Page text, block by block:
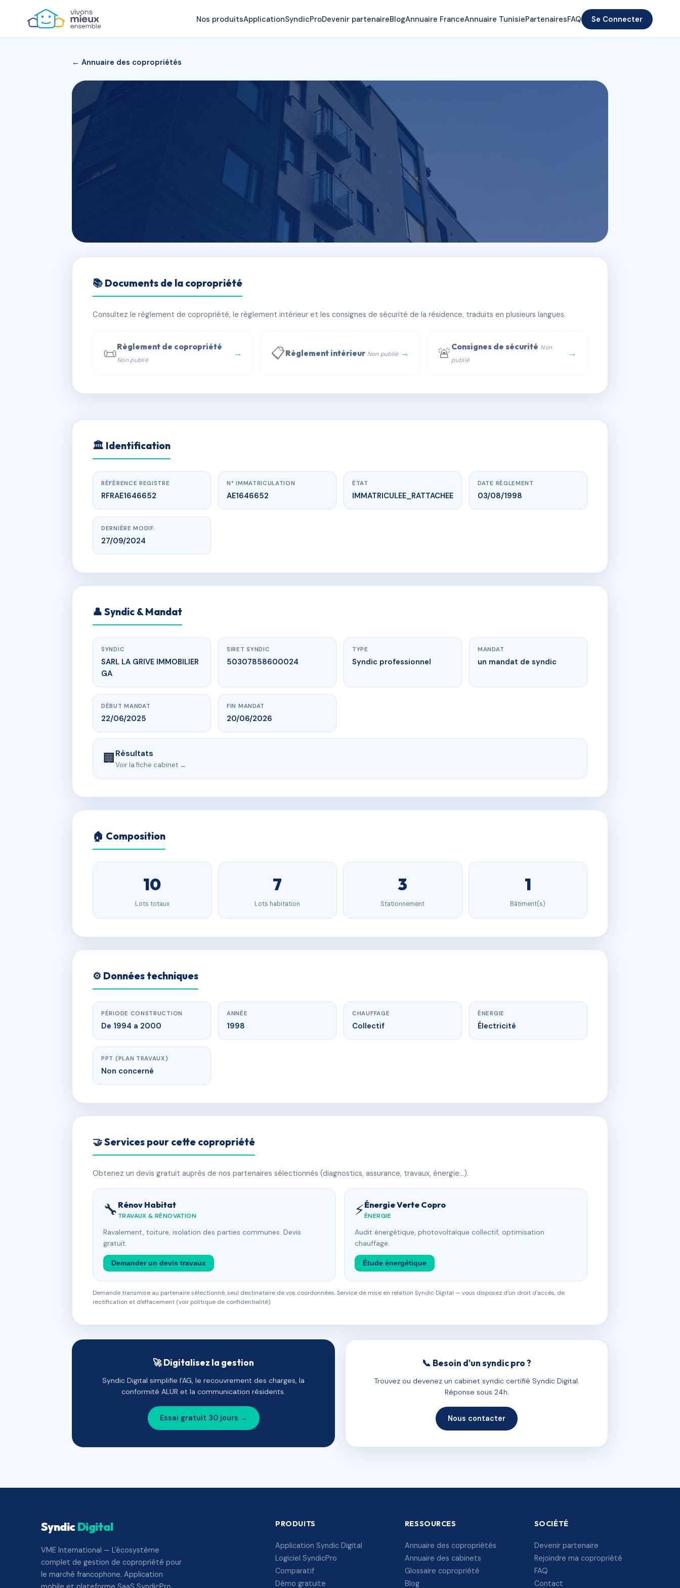
Nos produitsApplicationSyndicProDevenir partenaireBlogAnnuaire FranceAnnuaire TunisiePartenairesFAQ Se Connecter
← Annuaire des copropriétés
LES PRELES
📍 Michaille
📞 Contacter Syndic Digital 💬 WhatsApp
📚 Documents de la copropriété
Consultez le règlement de copropriété, le règlement intérieur et les consignes de sécurité de la résidence, traduits en plusieurs langues.
📜Règlement de copropriété
Non publié
→ 📋Règlement intérieur Non publié → 🚨 Consignes de sécurité Non
publié
→
AE1646652 🇫🇷
🏛 Identification
RÉFÉRENCE REGISTRE
RFRAE1646652
N° IMMATRICULATION
AE1646652
ÉTAT
IMMATRICULEE_RATTACHEE
DATE RÈGLEMENT
03/08/1998
DERNIÈRE MODIF.
27/09/2024
👤 Syndic & Mandat
SYNDIC
SARL LA GRIVE IMMOBILIER
GA
SIRET SYNDIC
50307858600024
TYPE
Syndic professionnel
MANDAT
un mandat de syndic
DÉBUT MANDAT
22/06/2025
FIN MANDAT
20/06/2026
🏢Résultats
Voir la fiche cabinet →
🏠 Composition
10
Lots totaux
7
Lots habitation
3
Stationnement
1
Bâtiment(s)
⚙️ Données techniques
PÉRIODE CONSTRUCTION
De 1994 a 2000
ANNÉE
1998
CHAUFFAGE
Collectif
ÉNERGIE
Électricité
PPT (PLAN TRAVAUX)
Non concerné
🤝 Services pour cette copropriété
Obtenez un devis gratuit auprès de nos partenaires sélectionnés (diagnostics, assurance, travaux, énergie…).
🔧 Rénov Habitat
TRAVAUX & RÉNOVATION
Ravalement, toiture, isolation des parties communes. Devis
gratuit.
Demander un devis travaux
⚡Énergie Verte Copro
ÉNERGIE
Audit énergétique, photovoltaïque collectif, optimisation
chauffage.
Étude énergétique
Demande transmise au partenaire sélectionné, seul destinataire de vos coordonnées. Service de mise en relation Syndic Digital — vous disposez d'un droit d'accès, de
rectification et d'effacement (voir politique de confidentialité).
🚀 Digitalisez la gestion
Syndic Digital simplifie l'AG, le recouvrement des charges, la
conformité ALUR et la communication résidents.
Essai gratuit 30 jours →
📞 Besoin d'un syndic pro ?
Trouvez ou devenez un cabinet syndic certifié Syndic Digital.
Réponse sous 24h.
Nous contacter
SyndicDigital
VME International — L'écosystème
complet de gestion de copropriété pour
le marché francophone. Application
PRODUITS
Application Syndic Digital
Logiciel SyndicPro
Comparatif
Démo gratuite
RESSOURCES
Annuaire des copropriétés
Annuaire des cabinets
Glossaire copropriété
Blog
SOCIÉTÉ
Devenir partenaire
Rejoindre ma copropriété
FAQ
Contact